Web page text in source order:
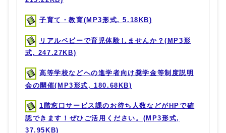
子育て・教育(MP3形式, 5.18KB)
リアルベビーで育児体験しませんか？(MP3形
式, 247.27KB)
高等学校などへの進学者向け奨学金等制度説明
会の開催(MP3形式, 180.68KB)
1階窓口サービス課のお待ち人数などがHPで確
認できます！ぜひご活用ください。(MP3形式,
37.95KB)